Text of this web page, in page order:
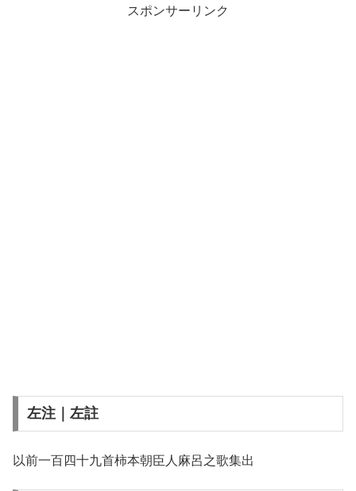
スポンサーリンク
左注｜左註
以前一百四十九首柿本朝臣人麻呂之歌集出